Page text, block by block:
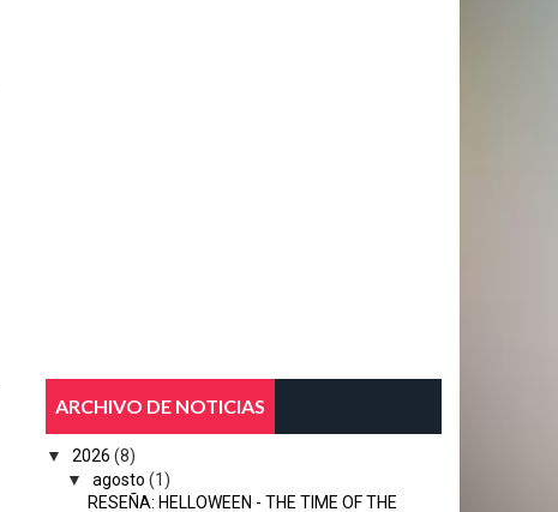
ARCHIVO DE NOTICIAS
▼ 2026 (8)
▼
agosto (1)
RESEÑA: HELLOWEEN - THE TIME OF THE